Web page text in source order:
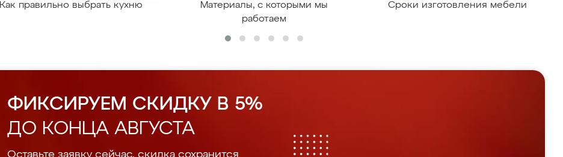
Как правильно выбрать кухню
Материалы, с которыми мы
работаем
Сроки изготовления мебели
ФИКСИРУЕМ СКИДКУ В 5%
ДО КОНЦА АВГУСТА
Оставьте заявку сейчас, скидка сохранится.